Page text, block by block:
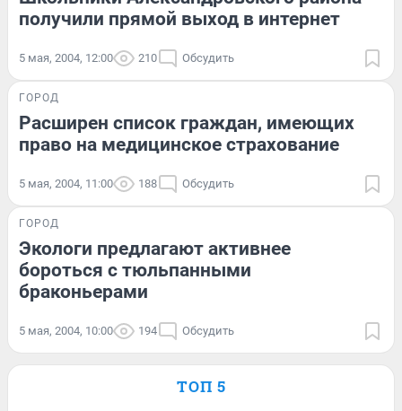
получили прямой выход в интернет
5 мая, 2004, 12:00 210 Обсудить
ГОРОД
Расширен список граждан, имеющих
право на медицинское страхование
5 мая, 2004, 11:00 188 Обсудить
ГОРОД
Экологи предлагают активнее
бороться с тюльпанными
браконьерами
5 мая, 2004, 10:00 194 Обсудить
ТОП 5